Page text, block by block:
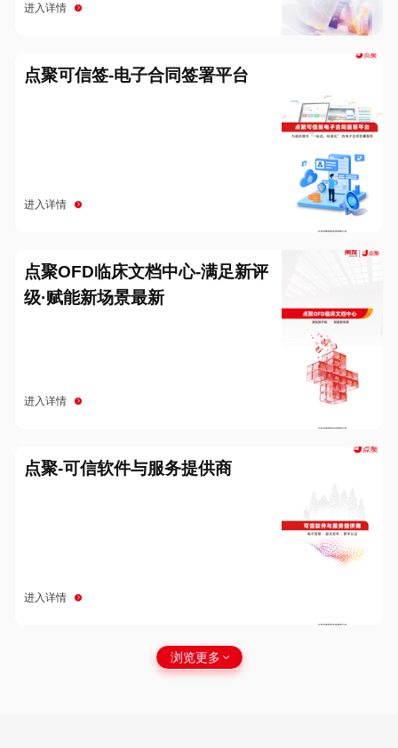
进入详情
点聚可信签-电子合同签署平台
进入详情
点聚OFD临床文档中心-满足新评
级·赋能新场景最新
进入详情
点聚-可信软件与服务提供商
进入详情
浏览更多